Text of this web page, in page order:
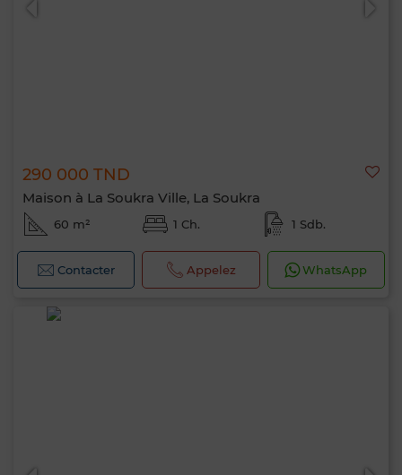
290 000 TND
Maison à La Soukra Ville, La Soukra
60 m² 1 Ch. 1 Sdb.
Contacter Appelez WhatsApp